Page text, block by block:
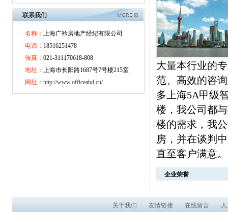
联系我们
名称： 上海广衿房地产经纪有限公司
电话： 18516251478
传真： 021-311170618-808
地址： 上海市长阳路1687号7号楼215室
网址： http://www.officeabd.cn/
大量本行业的
范、高效的咨
多上海5A甲级
楼，我公司都
楼的需求，我
房，并在谈判
直至客户满意
企业荣誉
关于我们 友情链接 在线留言